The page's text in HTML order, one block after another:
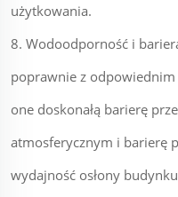
użytkowania.
8. Wodoodporność i
poprawnie z
one doskonałą barierę
atmosferycznym i barierę
wydajność osłony